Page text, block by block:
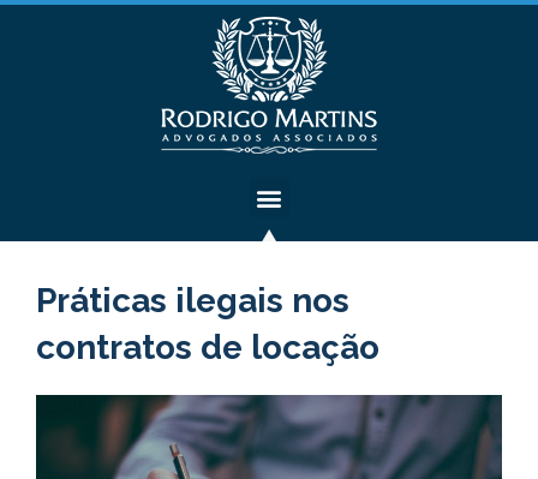
Práticas ilegais nos
contratos de locação